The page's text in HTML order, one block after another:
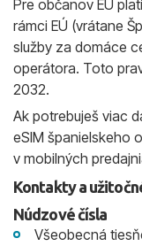
Pre občanov EÚ
rámci EÚ (vrátane
služby za domáce
operátora. Toto
2032.
Ak potrebuješ viac
eSIM španielskeho
v mobilných
Kontakty a
Núdzové čísla
Všeobecná